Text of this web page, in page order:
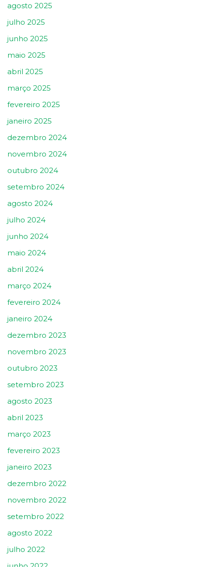
agosto 2025
julho 2025
junho 2025
maio 2025
abril 2025
março 2025
fevereiro 2025
janeiro 2025
dezembro 2024
novembro 2024
outubro 2024
setembro 2024
agosto 2024
julho 2024
junho 2024
maio 2024
abril 2024
março 2024
fevereiro 2024
janeiro 2024
dezembro 2023
novembro 2023
outubro 2023
setembro 2023
agosto 2023
abril 2023
março 2023
fevereiro 2023
janeiro 2023
dezembro 2022
novembro 2022
setembro 2022
agosto 2022
julho 2022